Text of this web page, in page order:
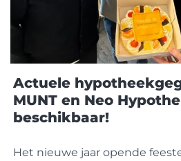
Actuele
MUNT en Neo
beschikbaar!
Het nieuwe jaar opende